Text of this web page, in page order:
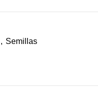
, Semillas